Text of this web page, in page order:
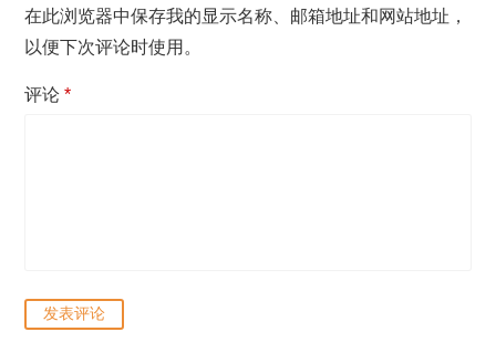
在此浏览器中保存我的显示名称、邮箱地址和网站地址，
以便下次评论时使用。
评论*